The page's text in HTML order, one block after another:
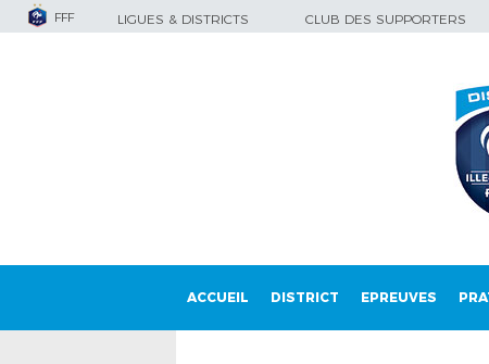
FFF LIGUES & DISTRICTS CLUB DES SUPPORTERS
ACCUEIL DISTRICT EPREUVES